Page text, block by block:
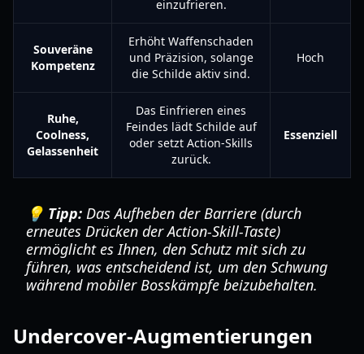
einzufrieren.
Souveräne
Kompetenz
Erhöht Waffenschaden
und Präzision, solange
die Schilde aktiv sind.
Hoch
Ruhe,
Coolness,
Gelassenheit
Das Einfrieren eines
Feindes lädt Schilde auf
oder setzt Action-Skills
zurück.
Essenziell
💡 Tipp: Das Aufheben der Barriere (durch
erneutes Drücken der Action-Skill-Taste)
ermöglicht es Ihnen, den Schutz mit sich zu
führen, was entscheidend ist, um den Schwung
während mobiler Bosskämpfe beizubehalten.
Undercover-Augmentierungen